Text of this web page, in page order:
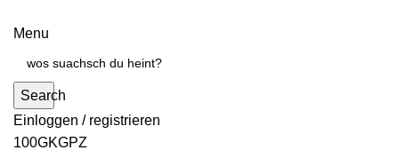
Menu
Search
Einloggen / registrieren
100GKGPZ